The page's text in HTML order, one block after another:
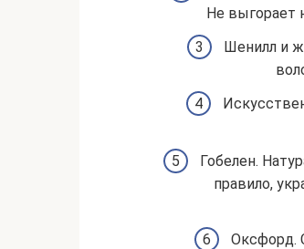
Не выгорает
Шенилл и
Гобелен.
правило,
Оксфорд.